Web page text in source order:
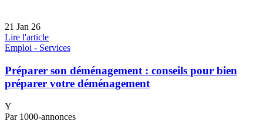
21 Jan 26
Lire l'article
Emploi - Services
Préparer son déménagement : conseils pour bien
préparer votre déménagement
Y
Par 1000-annonces